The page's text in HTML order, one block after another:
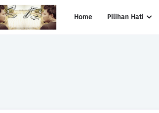
Home Pilihan Hati